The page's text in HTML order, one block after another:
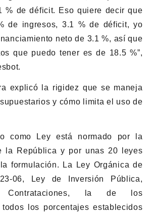
% de déficit. Eso quiere decir que
de ingresos, 3.1 % de déficit, yo
neto de 3.1 %, así que
que puedo tener es de 18.5 %”,
explicó la rigidez que se maneja
y cómo limita el uso de
como Ley está normado por la
la República y por unas 20 leyes
formulación. La Ley Orgánica de
06, Ley de Inversión Pública,
Contrataciones, la de los
todos los porcentajes establecidos